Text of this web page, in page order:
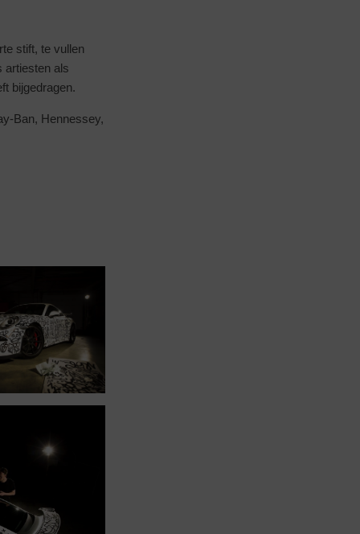
stift, te vullen
artiesten als
bijgedragen.
Ban, Hennessey,